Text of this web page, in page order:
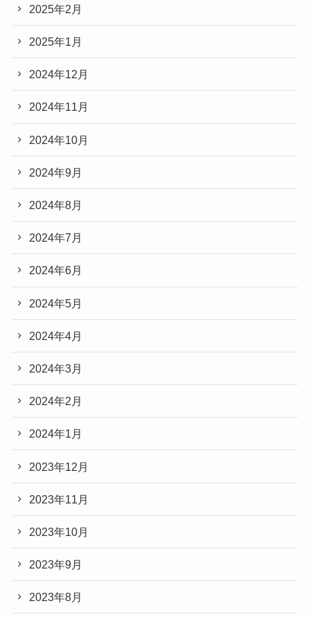
2025年2月
2025年1月
2024年12月
2024年11月
2024年10月
2024年9月
2024年8月
2024年7月
2024年6月
2024年5月
2024年4月
2024年3月
2024年2月
2024年1月
2023年12月
2023年11月
2023年10月
2023年9月
2023年8月